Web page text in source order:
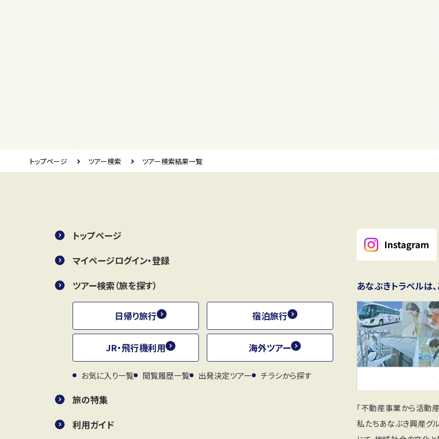
トップページ ツアー検索 ツアー検索結果一覧
トップページ
マイページログイン・登録
ツアー検索（旅を探す）
日帰り旅行 宿泊旅行
JR・飛行機利用 海外ツアー
お気に入り一覧 閲覧履歴一覧 出発決定ツアー チラシから探す
旅の特集
利用ガイド
あなぶきトラベルは、
「不動産事業から活動
私たちあなぶき興産グ